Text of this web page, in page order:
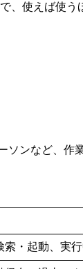
使えば使
ンなど、作
・起動、実